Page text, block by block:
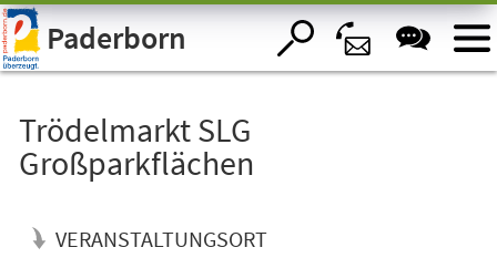
Visuelle
Assistenzsoftware
öffnen.Paderborn
Trödelmarkt SLG
Großparkflächen
VERANSTALTUNGSORT